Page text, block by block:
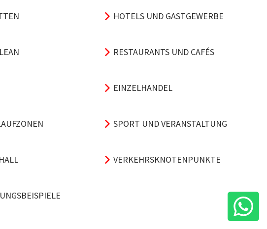
HOTELS UND GASTGEWERBE
RESTAURANTS UND CAFÉS
EINZELHANDEL
SPORT UND VERANSTALTUNG
VERKEHRSKNOTENPUNKTE